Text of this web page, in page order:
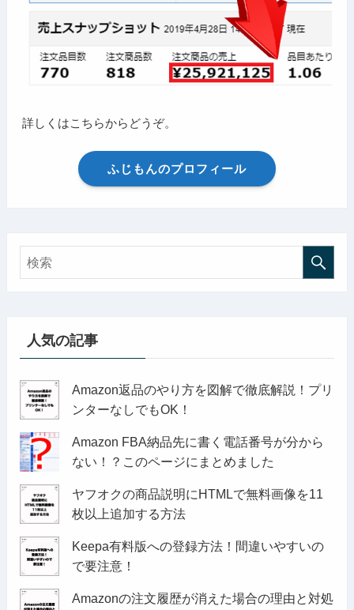
詳しくはこちらからどうぞ。
ふじもんのプロフィール
人気の記事
Amazon返品のやり方を図解で徹底解説！プリ
ンターなしでもOK！
Amazon FBA納品先に書く電話番号が分から
ない！？このページにまとめました
ヤフオクの商品説明にHTMLで無料画像を11
枚以上追加する方法
Keepa有料版への登録方法！間違いやすいの
で要注意！
Amazonの注文履歴が消えた場合の理由と対処